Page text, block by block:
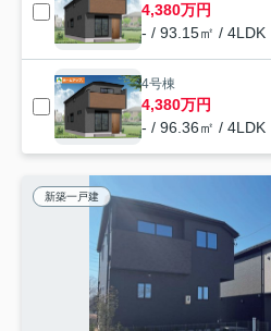
4,380万円
- / 93.15㎡ / 4LDK
4号棟
4,380万円
- / 96.36㎡ / 4LDK
新築一戸建